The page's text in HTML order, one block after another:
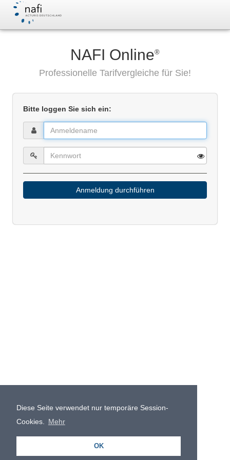
Diese Seite verwendet nur temporäre Session-
Cookies.
Mehr
OK
NAFI Online®
Professionelle Tarifvergleiche für Sie!
Bitte loggen Sie sich ein:
Anmeldung durchführen